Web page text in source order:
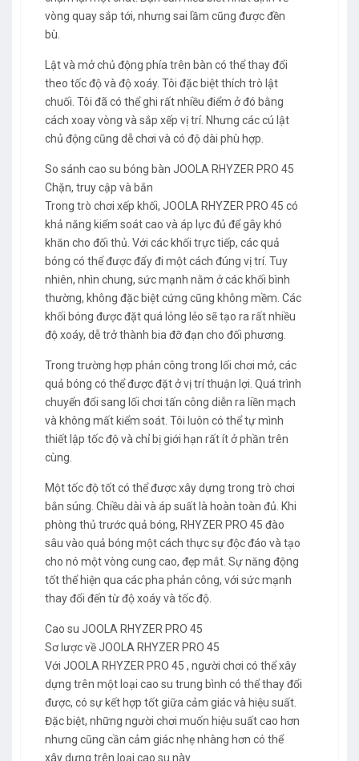
vòng quay sắp tới, nhưng sai lầm cũng được đền
bù.
Lật và mở chủ động phía trên bàn có thể thay đổi
theo tốc độ và độ xoáy. Tôi đặc biệt thích trò lật
chuối. Tôi đã có thể ghi rất nhiều điểm ở đó bằng
cách xoay vòng và sắp xếp vị trí. Nhưng các cú lật
chủ động cũng dễ chơi và có độ dài phù hợp.
So sánh cao su bóng bàn JOOLA RHYZER PRO 45
Chặn, truy cập và bắn
Trong trò chơi xếp khối, JOOLA RHYZER PRO 45 có
khả năng kiểm soát cao và áp lực đủ để gây khó
khăn cho đối thủ. Với các khối trực tiếp, các quả
bóng có thể được đẩy đi một cách đúng vị trí. Tuy
nhiên, nhìn chung, sức mạnh nằm ở các khối bình
thường, không đặc biệt cứng cũng không mềm. Các
khối bóng được đặt quá lỏng lẻo sẽ tạo ra rất nhiều
độ xoáy, dễ trở thành bia đỡ đạn cho đối phương.
Trong trường hợp phản công trong lối chơi mở, các
quả bóng có thể được đặt ở vị trí thuận lợi. Quá trình
chuyển đổi sang lối chơi tấn công diễn ra liền mạch
và không mất kiểm soát. Tôi luôn có thể tự mình
thiết lập tốc độ và chỉ bị giới hạn rất ít ở phần trên
cùng.
Một tốc độ tốt có thể được xây dựng trong trò chơi
bắn súng. Chiều dài và áp suất là hoàn toàn đủ. Khi
phòng thủ trước quả bóng, RHYZER PRO 45 đào
sâu vào quả bóng một cách thực sự độc đáo và tạo
cho nó một vòng cung cao, đẹp mắt. Sự năng động
tốt thể hiện qua các pha phản công, với sức mạnh
thay đổi đến từ độ xoáy và tốc độ.
Cao su JOOLA RHYZER PRO 45
Sơ lược về JOOLA RHYZER PRO 45
Với JOOLA RHYZER PRO 45 , người chơi có thể xây
dựng trên một loại cao su trung bình có thể thay đổi
được, có sự kết hợp tốt giữa cảm giác và hiệu suất.
Đặc biệt, những người chơi muốn hiệu suất cao hơn
nhưng cũng cần cảm giác nhẹ nhàng hơn có thể
xây dựng trên loại cao su này.